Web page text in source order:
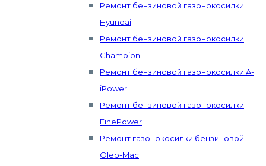
Ремонт бензиновой газонокосилки
Hyundai
Ремонт бензиновой газонокосилки
Champion
Ремонт бензиновой газонокосилки A-
iPower
Ремонт бензиновой газонокосилки
FinePower
Ремонт газонокосилки бензиновой
Oleo-Mac